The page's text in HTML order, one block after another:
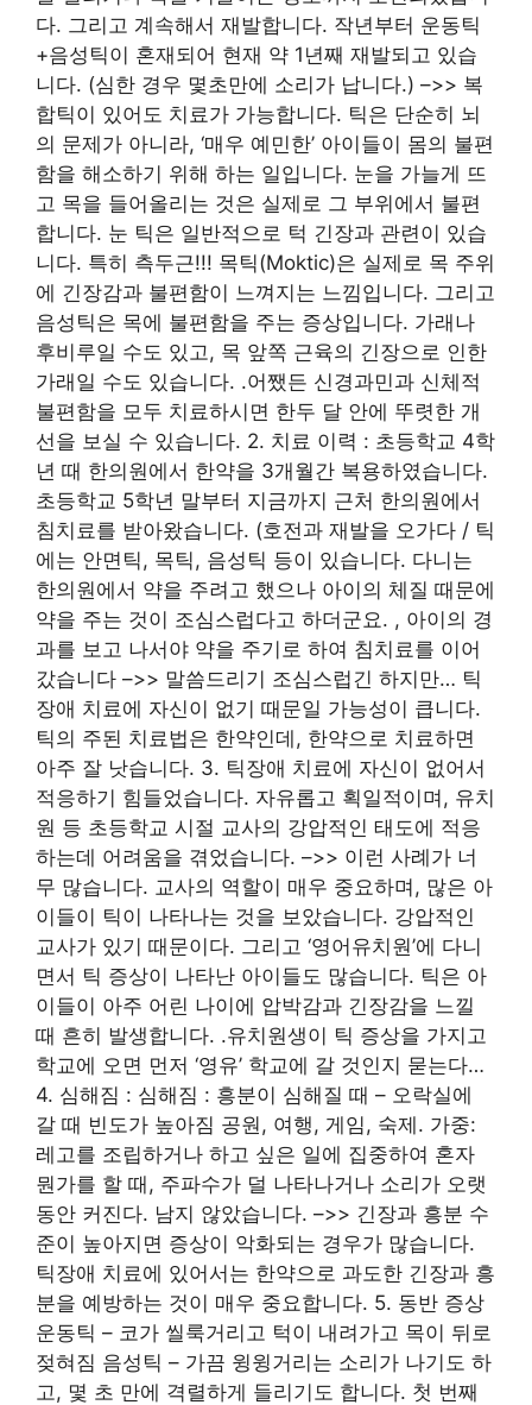
다. 그리고 계속해서 재발합니다. 작년부터 운동틱
+음성틱이 혼재되어 현재 약 1년째 재발되고 있습
니다. (심한 경우 몇초만에 소리가 납니다.) –>> 복
합틱이 있어도 치료가 가능합니다. 틱은 단순히 뇌
의 문제가 아니라, ‘매우 예민한’ 아이들이 몸의 불편
함을 해소하기 위해 하는 일입니다. 눈을 가늘게 뜨
고 목을 들어올리는 것은 실제로 그 부위에서 불편
합니다. 눈 틱은 일반적으로 턱 긴장과 관련이 있습
니다. 특히 측두근!!! 목틱(Moktic)은 실제로 목 주위
에 긴장감과 불편함이 느껴지는 느낌입니다. 그리고
음성틱은 목에 불편함을 주는 증상입니다. 가래나
후비루일 수도 있고, 목 앞쪽 근육의 긴장으로 인한
가래일 수도 있습니다. .어쨌든 신경과민과 신체적
불편함을 모두 치료하시면 한두 달 안에 뚜렷한 개
선을 보실 수 있습니다. 2. 치료 이력 : 초등학교 4학
년 때 한의원에서 한약을 3개월간 복용하였습니다.
초등학교 5학년 말부터 지금까지 근처 한의원에서
침치료를 받아왔습니다. (호전과 재발을 오가다 / 틱
에는 안면틱, 목틱, 음성틱 등이 있습니다. 다니는
한의원에서 약을 주려고 했으나 아이의 체질 때문에
약을 주는 것이 조심스럽다고 하더군요. , 아이의 경
과를 보고 나서야 약을 주기로 하여 침치료를 이어
갔습니다 –>> 말씀드리기 조심스럽긴 하지만… 틱
장애 치료에 자신이 없기 때문일 가능성이 큽니다.
틱의 주된 치료법은 한약인데, 한약으로 치료하면
아주 잘 낫습니다. 3. 틱장애 치료에 자신이 없어서
적응하기 힘들었습니다. 자유롭고 획일적이며, 유치
원 등 초등학교 시절 교사의 강압적인 태도에 적응
하는데 어려움을 겪었습니다. –>> 이런 사례가 너
무 많습니다. 교사의 역할이 매우 중요하며, 많은 아
이들이 틱이 나타나는 것을 보았습니다. 강압적인
교사가 있기 때문이다. 그리고 ‘영어유치원’에 다니
면서 틱 증상이 나타난 아이들도 많습니다. 틱은 아
이들이 아주 어린 나이에 압박감과 긴장감을 느낄
때 흔히 발생합니다. .유치원생이 틱 증상을 가지고
학교에 오면 먼저 ‘영유’ 학교에 갈 것인지 묻는다…
4. 심해짐 : 심해짐 : 흥분이 심해질 때 – 오락실에
갈 때 빈도가 높아짐 공원, 여행, 게임, 숙제. 가중:
레고를 조립하거나 하고 싶은 일에 집중하여 혼자
뭔가를 할 때, 주파수가 덜 나타나거나 소리가 오랫
동안 커진다. 남지 않았습니다. –>> 긴장과 흥분 수
준이 높아지면 증상이 악화되는 경우가 많습니다.
틱장애 치료에 있어서는 한약으로 과도한 긴장과 흥
분을 예방하는 것이 매우 중요합니다. 5. 동반 증상
운동틱 – 코가 씰룩거리고 턱이 내려가고 목이 뒤로
젖혀짐 음성틱 – 가끔 윙윙거리는 소리가 나기도 하
고, 몇 초 만에 격렬하게 들리기도 합니다. 첫 번째